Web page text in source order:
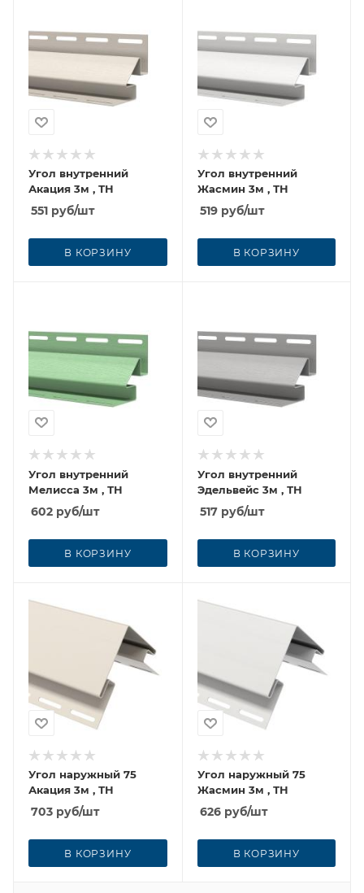
Угол внутренний
Акация 3м , ТН
551 руб/шт
В КОРЗИНУ
Угол внутренний
Жасмин 3м , ТН
519руб/шт
В КОРЗИНУ
Угол внутренний
Мелисса 3м , ТН
602 руб/шт
В КОРЗИНУ
Угол внутренний
Эдельвейс 3м , ТН
517руб/шт
В КОРЗИНУ
Угол наружный 75
Акация 3м , ТН
703 руб/шт
В КОРЗИНУ
Угол наружный 75
Жасмин 3м , ТН
626руб/шт
В КОРЗИНУ